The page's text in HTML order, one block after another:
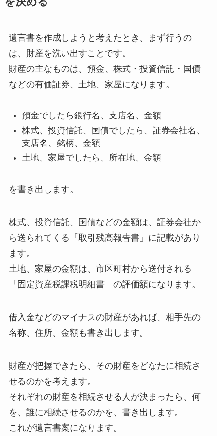
遺言書を作成しようと考えたとき、まず行うの
は、財産を洗い出すことです。
財産の主なものは、預金、株式・投資信託・国債
などの有価証券、土地、家屋になります。
預金でしたら銀行名、支店名、金額
株式、投資信託、国債でしたら、証券会社名、
支店名、銘柄、金額
土地、家屋でしたら、所在地、金額
を書き出します。
株式、投資信託、国債などの金額は、証券会社か
ら送られてくる「取引残高報告書」に記載があり
ます。
土地、家屋の金額は、市区町村から送付される
「固定資産税課税明細書」の評価額になります。
借入金などのマイナスの財産があれば、相手先の
名称、住所、金額も書き出します。
財産が把握できたら、その財産をどなたに相続さ
せるのかを考えます。
それぞれの財産を相続させる人が決まったら、何
を、誰に相続させるのかを、書き出します。
これが遺言書案になります。